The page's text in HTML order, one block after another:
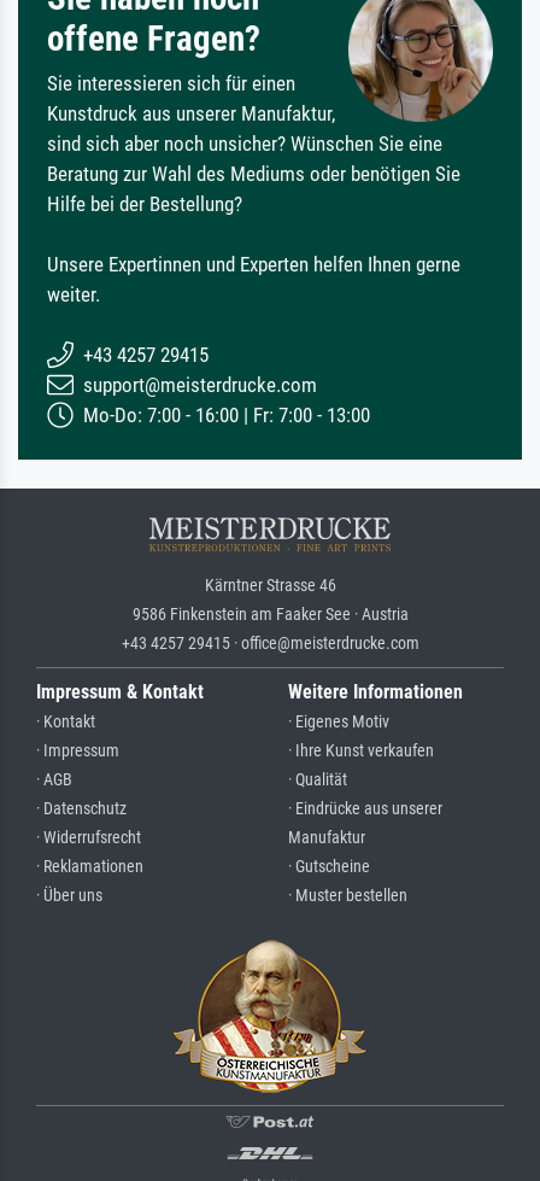
offene Fragen?
Sie interessieren sich für einen
Kunstdruck aus unserer Manufaktur,
sind sich aber noch unsicher? Wünschen Sie eine
Beratung zur Wahl des Mediums oder benötigen Sie
Hilfe bei der Bestellung?
Unsere Expertinnen und Experten helfen Ihnen gerne
weiter.
+43 4257 29415
support@meisterdrucke.com
Mo-Do: 7:00 - 16:00 | Fr: 7:00 - 13:00
Kärntner Strasse 46
9586 Finkenstein am Faaker See · Austria
+43 4257 29415 · office@meisterdrucke.com
Impressum & Kontakt
· Kontakt
· Impressum
· AGB
· Datenschutz
· Widerrufsrecht
· Reklamationen
· Über uns
Weitere Informationen
· Eigenes Motiv
· Ihre Kunst verkaufen
· Qualität
· Eindrücke aus unserer
Manufaktur
· Gutscheine
· Muster bestellen